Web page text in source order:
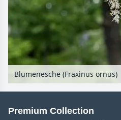
Blumenesche (Fraxinus ornus)
Premium Collection